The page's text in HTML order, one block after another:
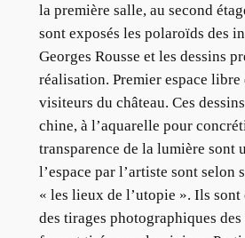
la première salle, au second
sont exposés les polaroïds des
Georges Rousse et les dessins
réalisation. Premier espace libre
visiteurs du château. Ces
chine, à l’aquarelle pour
transparence de la lumière sont
l’espace par l’artiste sont selon
« les lieux de l’utopie ». Ils sont
des tirages photographiques